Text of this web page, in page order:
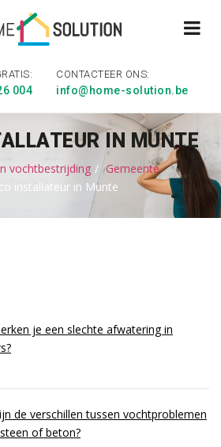
004
CONTACTEER ONS:
info@home-solution.be
IN MUNTE
vochtbestrijding
Gemeente
installateur in Munte
je een slechte afwatering in
de verschillen tussen vochtproblemen
of beton?